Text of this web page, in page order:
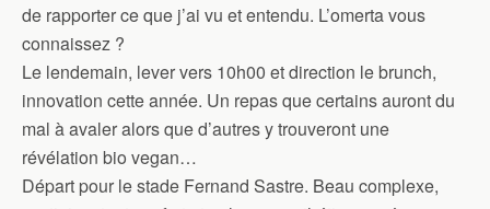
de rapporter ce que j’ai vu et entendu. L’omerta vous
connaissez ?
Le lendemain, lever vers 10h00 et direction le brunch,
innovation cette année. Un repas que certains auront du
mal à avaler alors que d’autres y trouveront une
révélation bio vegan…
Départ pour le stade Fernand Sastre. Beau complexe,